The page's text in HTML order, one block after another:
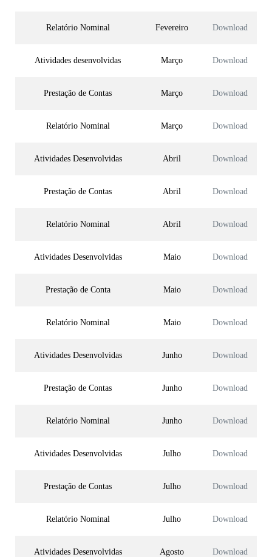
Relatório Nominal Fevereiro Download
Atividades desenvolvidas Março Download
Prestação de Contas Março Download
Relatório Nominal Março Download
Atividades Desenvolvidas Abril Download
Prestação de Contas Abril Download
Relatório Nominal Abril Download
Atividades Desenvolvidas Maio Download
Prestação de Conta Maio Download
Relatório Nominal Maio Download
Atividades Desenvolvidas Junho Download
Prestação de Contas Junho Download
Relatório Nominal Junho Download
Atividades Desenvolvidas Julho Download
Prestação de Contas Julho Download
Relatório Nominal Julho Download
Atividades Desenvolvidas Agosto Download